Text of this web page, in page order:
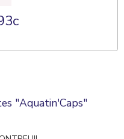
n°293c
"Aquatin'Caps"